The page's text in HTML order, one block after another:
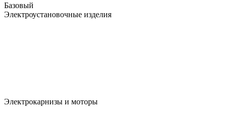
Базовый
Электроустановочные изделия
Электрокарнизы и моторы